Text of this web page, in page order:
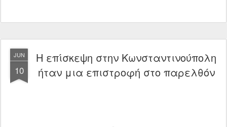
JUN
10
Η επίσκεψη στην Κωνσταντινούπολη
ήταν μια επιστροφή στο παρελθόν